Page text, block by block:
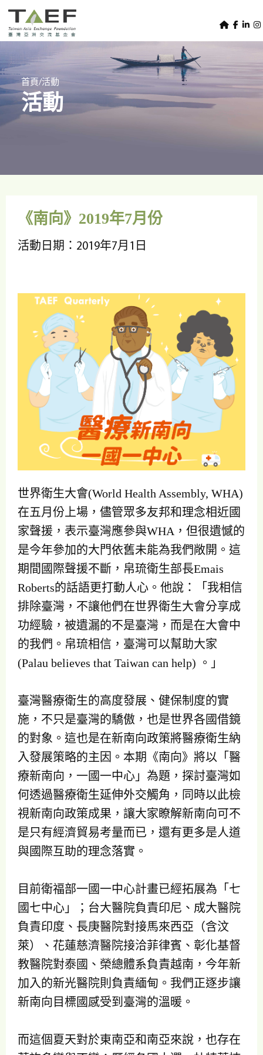
Skip to main content
TAEF
s
e
r
m
e
u
m
e
p
a
e
首頁/活動
活動
《南向》2019年7月份
活動日期：2019年7月1日
世界衛生大會(World Health Assembly, WHA)
在五月份上場，儘管眾多友邦和理念相近國
家聲援，表示臺灣應參與WHA，但很遺憾的
是今年參加的大門依舊未能為我們敞開。這
期間國際聲援不斷，帛琉衛生部長Emais
Roberts的話語更打動人心。他說：「我相信
排除臺灣，不讓他們在世界衛生大會分享成
功經驗，被遺漏的不是臺灣，而是在大會中
的我們。帛琉相信，臺灣可以幫助大家
(Palau believes that Taiwan can help) 。」
臺灣醫療衛生的高度發展、健保制度的實
施，不只是臺灣的驕傲，也是世界各國借鏡
的對象。這也是在新南向政策將醫療衛生納
入發展策略的主因。本期《南向》將以「醫
療新南向，一國一中心」為題，探討臺灣如
何透過醫療衛生延伸外交觸角，同時以此檢
視新南向政策成果，讓大家瞭解新南向可不
是只有經濟貿易考量而已，還有更多是人道
與國際互助的理念落實。
目前衛福部一國一中心計畫已經拓展為「七
國七中心」；台大醫院負責印尼、成大醫院
負責印度、長庚醫院對接馬來西亞（含汶
萊）、花蓮慈濟醫院接洽菲律賓、彰化基督
教醫院對泰國、榮總體系負責越南，今年新
加入的新光醫院則負責緬甸。我們正逐步讓
新南向目標國感受到臺灣的溫暖。
而這個夏天對於東南亞和南亞來說，也存在